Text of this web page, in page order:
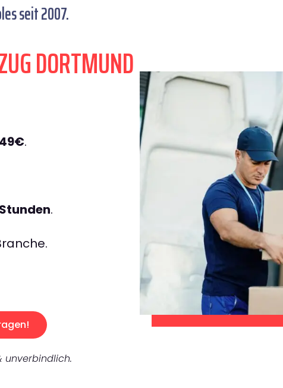
seit 2007.
DORTMUND
.
.
unverbindlich.